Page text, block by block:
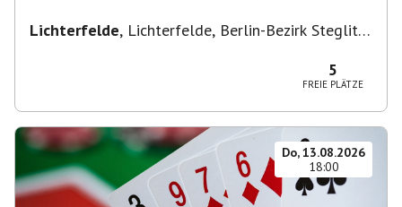
Lichterfelde, Lichterfelde, Berlin-Bezirk Steglitz-
5
FREIE PLÄTZE
Do, 13.08.2026
18:00